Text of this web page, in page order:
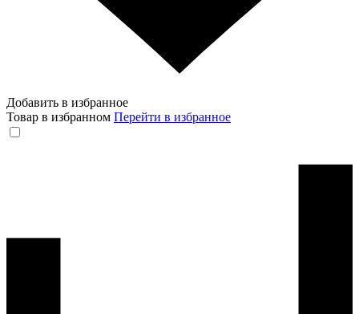
Добавить в избранное
Товар в избранном Перейти в избранное